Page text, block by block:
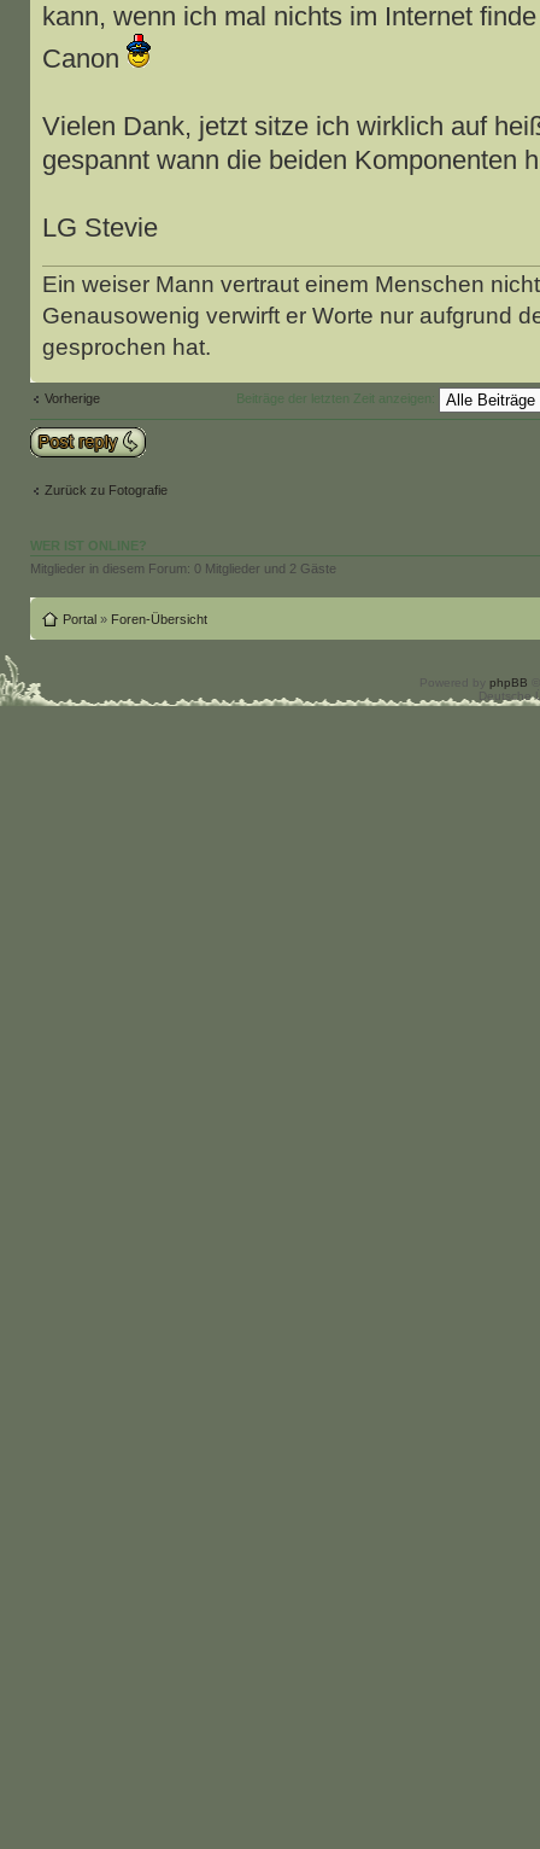
kann, wenn ich mal nichts im Internet
Canon
Vielen Dank, jetzt sitze ich wirklich auf
gespannt wann die beiden Komponenten
LG Stevie
Ein weiser Mann vertraut einem Menschen
Genausowenig verwirft er Worte nur aufgrund
gesprochen hat.
Vorherige Beiträge der letzten Zeit anzeigen:
Antwort schreiben
Zurück zu Fotografie
WER IST ONLINE?
Mitglieder in diesem Forum: 0 Mitglieder und 2 Gäste
Portal» Foren-Übersicht
Powered by phpBB
Deutsche